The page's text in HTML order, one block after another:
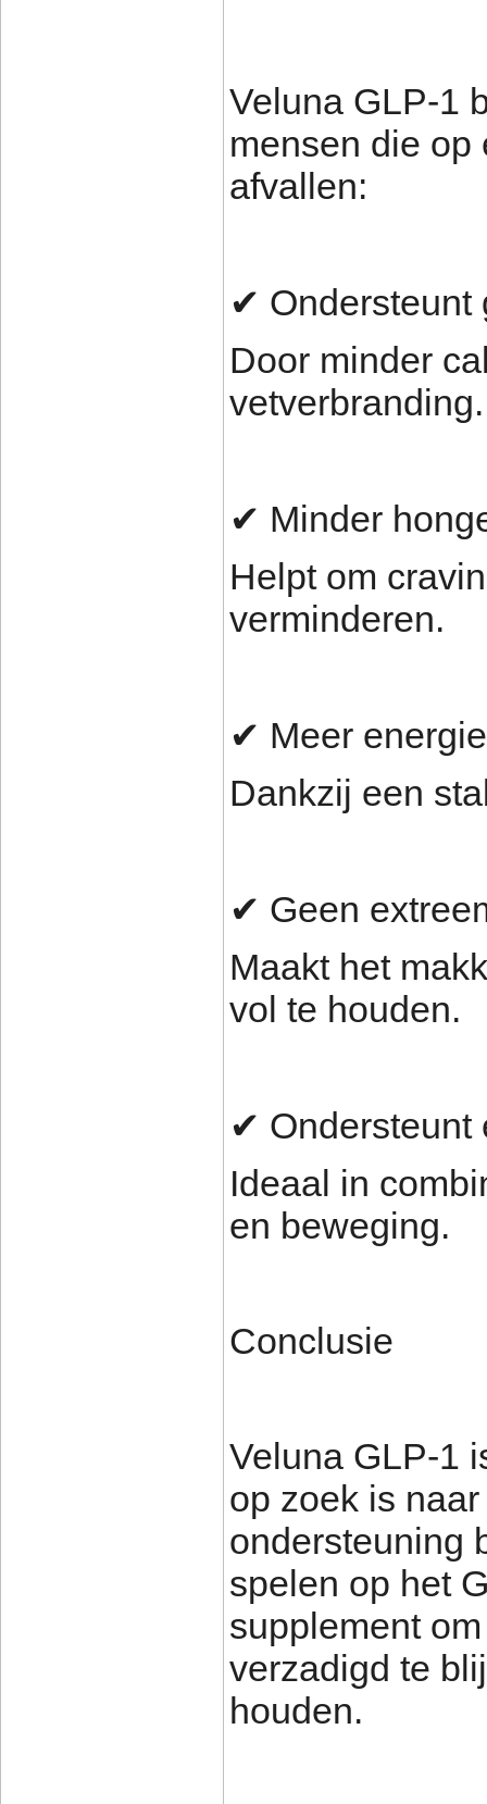
Veluna GLP-1
mensen die op
afvallen:
✔ Ondersteunt
Door minder
vetverbranding.
✔ Minder
Helpt om
verminderen.
✔ Meer
Dankzij een
✔ Geen
Maakt het
vol te houden.
✔ Ondersteunt
Ideaal in
en beweging.
Conclusie
Veluna GLP-1
op zoek is
ondersteuning
spelen op het
supplement
verzadigd te
houden.